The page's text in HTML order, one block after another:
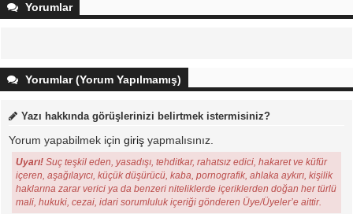
Yorumlar
Yorumlar (Yorum Yapılmamış)
Yazı hakkında görüşlerinizi belirtmek istermisiniz?
Yorum yapabilmek için giriş yapmalısınız.
Uyarı! Suç teşkil eden, yasadışı, tehditkar, rahatsız edici, hakaret ve küfür
içeren, aşağılayıcı, küçük düşürücü, kaba, pornografik, ahlaka aykırı, kişilik
haklarına zarar verici ya da benzeri niteliklerde içeriklerden doğan her türlü
mali, hukuki, cezai, idari sorumluluk içeriği gönderen Üye/Üyeler’e aittir.